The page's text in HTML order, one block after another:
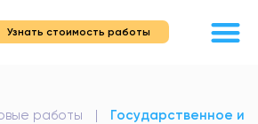
Узнать стоимость работы
работы |
Государственное и